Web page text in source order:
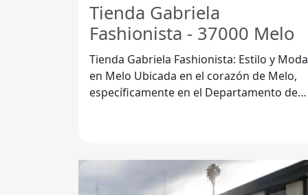
Tienda Gabriela
Fashionista - 37000 Melo
Tienda Gabriela Fashionista: Estilo y Moda
en Melo Ubicada en el corazón de Melo,
específicamente en el Departamento de